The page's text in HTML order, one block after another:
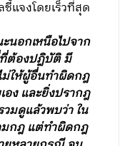
แจงโดยเร็วที่สุด
นอกเหนือไปจาก
ที่ต้องปฏิบัติ มี
ม่ให้ผู้อื่นทำผิดกฎ
อง และยิ่งปรากฎ
มดูแล้วพบว่า ใน
มกฎ แต่ทำผิดกฎ